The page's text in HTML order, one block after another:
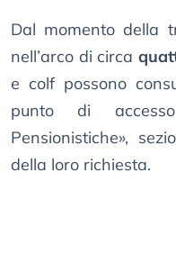
Dal momento della
nell’arco di circa
e colf possono
punto di
Pensionistiche»,
della loro richiesta.